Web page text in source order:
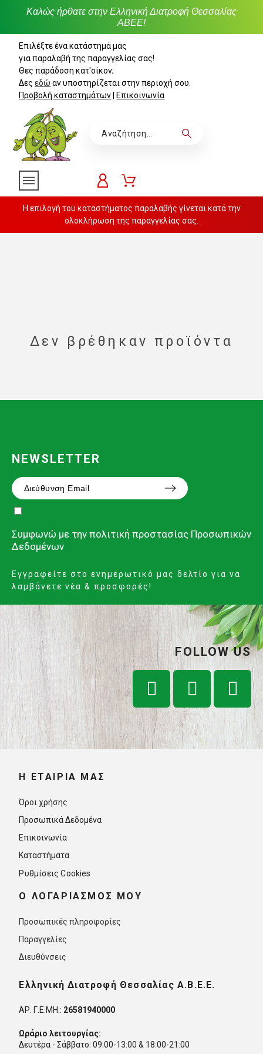
Καλώς ήρθατε στην Ελληνική Διατροφή Θεσσαλίας
ΑΒΕΕ!
Επιλέξτε ένα κατάστημά μας
για παραλαβή της παραγγελίας σας!
Θες παράδοση κατ'οίκον;
Δεςεδώ αν υποστηρίζεται στην περιοχή σου.
Προβολή καταστημάτων
Επικοινωνία
Η επιλογή του καταστήματος παραλαβής γίνεται κατά την
ολοκλήρωση της παραγγελίας σας.
Δεν βρέθηκαν προϊόντα
NEWSLETTER
Συμφωνώ με την πολιτική προστασίας Προσωπικών
Δεδομένων
Εγγραφείτε στο ενημερωτικό μας δελτίο για να
λαμβάνετε νέα & προσφορές!
FOLLOW US
Η ΕΤΑΙΡΊΑ ΜΑΣ
Όροι χρήσης
Προσωπικά Δεδομένα
Επικοινωνία
Καταστήματα
Ρυθμίσεις Cookies
O ΛΟΓΑΡΙΑΣΜΟΣ ΜΟΥ
Προσωπικές πληροφορίες
Παραγγελίες
Διευθύνσεις
Ελληνική Διατροφή Θεσσαλίας Α.Β.Ε.Ε.
ΑΡ. Γ.Ε.ΜΗ.: 26581940000
Ωράριο λειτουργίας:
Δευτέρα - Σάββατο: 09:00-13:00 & 18:00-21:00